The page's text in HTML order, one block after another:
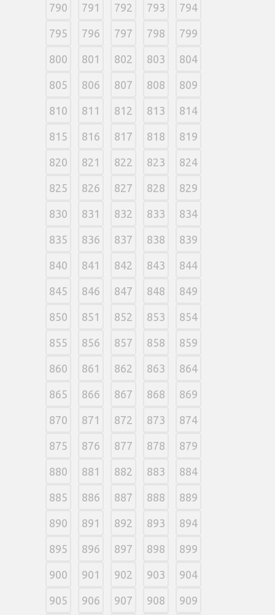
790 791 792 793 794
795 796 797 798 799
800 801 802 803 804
805 806 807 808 809
810 811 812 813 814
815 816 817 818 819
820 821 822 823 824
825 826 827 828 829
830 831 832 833 834
835 836 837 838 839
840 841 842 843 844
845 846 847 848 849
850 851 852 853 854
855 856 857 858 859
860 861 862 863 864
865 866 867 868 869
870 871 872 873 874
875 876 877 878 879
880 881 882 883 884
885 886 887 888 889
890 891 892 893 894
895 896 897 898 899
900 901 902 903 904
905 906 907 908 909